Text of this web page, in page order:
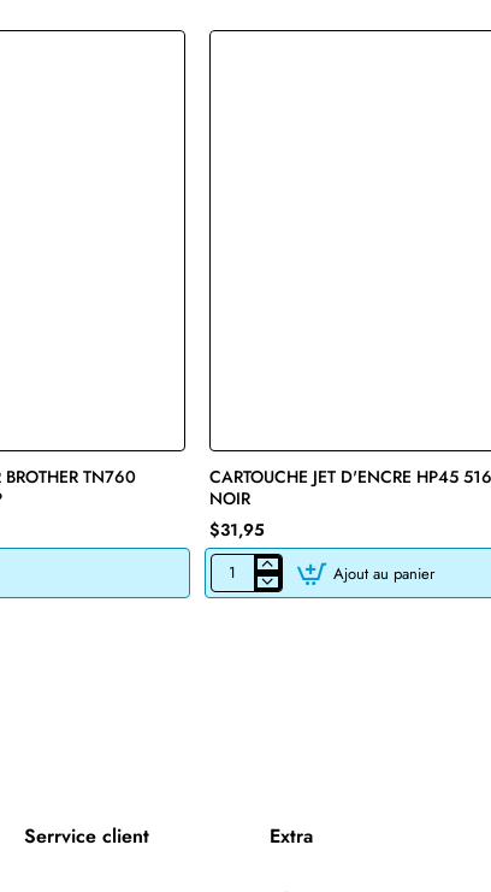
🔥 Bestseller
BROTHER TN760
CARTOUCHE JET D'ENCRE HP45
NOIR
$31,95
CARTOUCHE
JET
Ajout au panier
Serrvice client Extra